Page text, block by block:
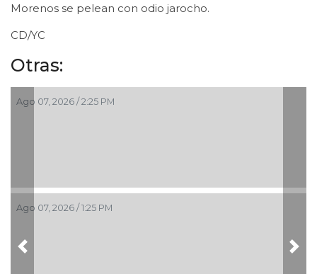
Morenos se pelean con odio jarocho.
CD/YC
Otras:
Ago 07, 2026 / 2:25 PM
Ago 07, 2026 / 1:25 PM
Previous